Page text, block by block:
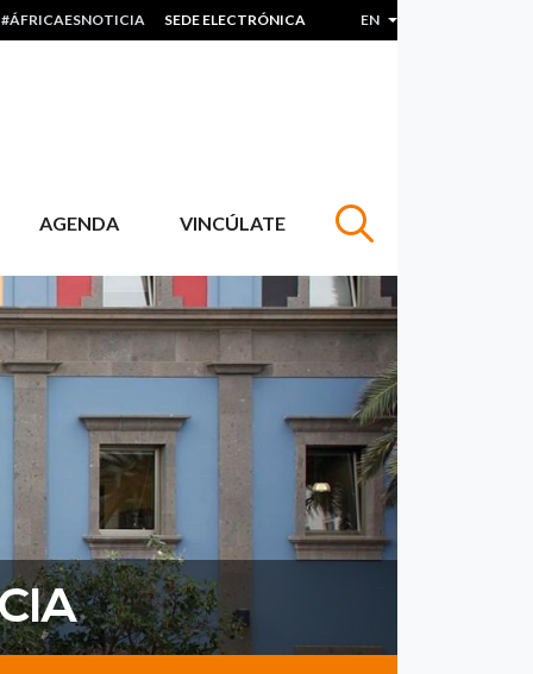
#ÁFRICAESNOTICIA SEDE ELECTRÓNICA EN LIST ADDITIONAL
AGENDA VINCÚLATE